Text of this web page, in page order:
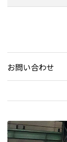
お問い合わせ